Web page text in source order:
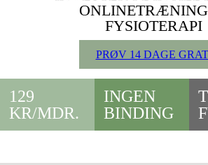
FYSIOTERAPI
PRØV 14 DAGE
129
KR/MDR.
INGEN
BINDING